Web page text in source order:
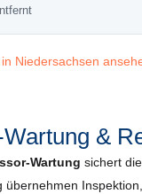
Niedersachsen
&
Wartung sichert
übernehmen